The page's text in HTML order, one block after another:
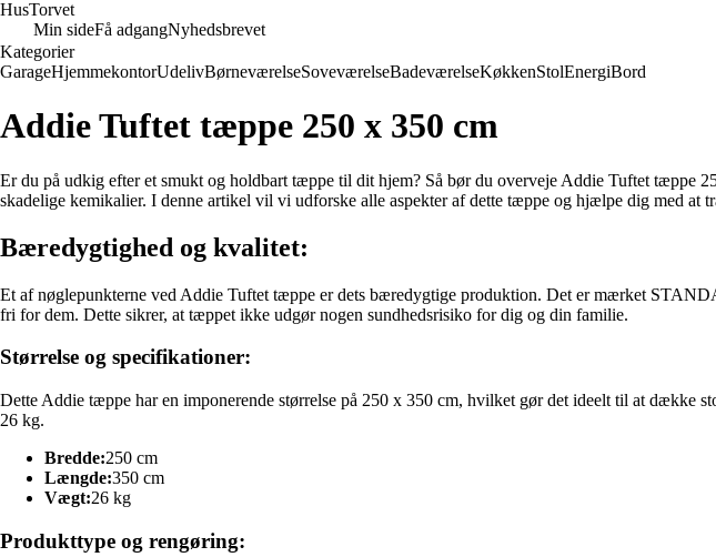
HusTorvet
Min sideFå adgangNyhedsbrevet
Kategorier
GarageHjemmekontorUdelivBørneværelseSoveværelseBadeværelseKøkkenStolEnergiBord
Addie Tuftet tæppe 250 x 350 cm
Er du på udkig efter et smukt og holdbart tæppe til dit hjem? Så bør du overveje Addie Tuftet tæppe
skadelige kemikalier. I denne artikel vil vi udforske alle aspekter af dette tæppe og hjælpe dig med at
Bæredygtighed og kvalitet:
Et af nøglepunkterne ved Addie Tuftet tæppe er dets bæredygtige produktion. Det er mærket
fri for dem. Dette sikrer, at tæppet ikke udgør nogen sundhedsrisiko for dig og din familie.
Størrelse og specifikationer:
Dette Addie tæppe har en imponerende størrelse på 250 x 350 cm, hvilket gør det ideelt til at dække
26 kg.
Bredde:250 cm
Længde:350 cm
Vægt:26 kg
Produkttype og rengøring: